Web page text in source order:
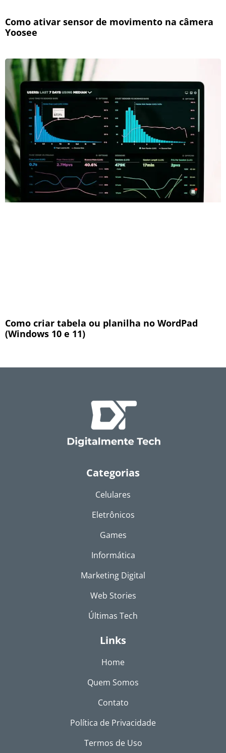
Como ativar sensor de movimento na câmera
Yoosee
Como criar tabela ou planilha no WordPad
(Windows 10 e 11)
Categorias
Celulares
Eletrônicos
Games
Informática
Marketing Digital
Web Stories
Últimas Tech
Links
Home
Quem Somos
Contato
Política de Privacidade
Termos de Uso